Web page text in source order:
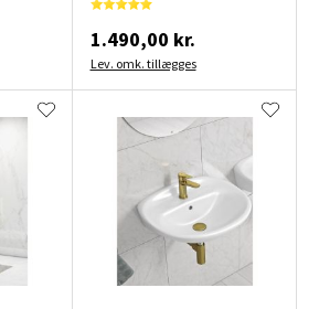
1.490,00 kr.
Lev. omk. tillægges